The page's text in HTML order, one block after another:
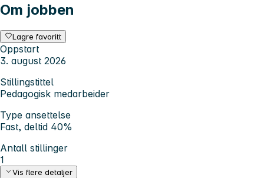
Om jobben
Lagre favoritt
Oppstart
3. august 2026
Stillingstittel
Pedagogisk medarbeider
Type ansettelse
Fast, deltid 40%
Antall stillinger
1
Vis flere detaljer